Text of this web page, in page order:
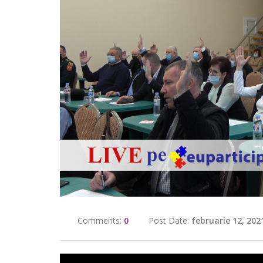
Comments: 0 Post Date: februarie 12,